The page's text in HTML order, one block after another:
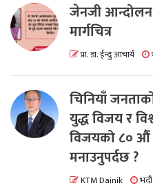
जेनजी
मार्गचित्र
प्रा. डा. ईन्दु आचार्य
चिनियाँ
युद्ध विजय र
विजयको ८० औं
मनाउनुपर्दछ ?
KTM Dainik